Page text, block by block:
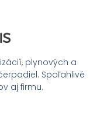
plynových a
Spoľahlivé
aj firmu.